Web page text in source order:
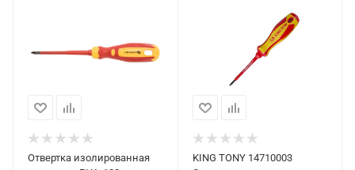
Отвертка изолированная
KING TONY 14710003